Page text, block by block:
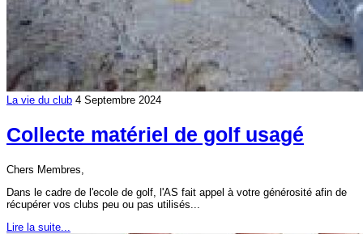
La vie du club 4 Septembre 2024
Collecte matériel de golf usagé
Chers Membres,
Dans le cadre de l'ecole de golf, l'AS fait appel à votre générosité afin de
récupérer vos clubs peu ou pas utilisés...
Lire la suite...